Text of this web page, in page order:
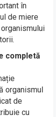
în
de miere
completă
organismul
de
cu